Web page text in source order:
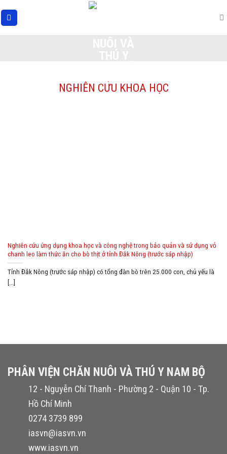
NGHIÊN CỨU KHOA HỌC
Nghiên cứu ứng dụng khoa học và công nghệ trong bảo quản và sử dụng vỏ
chanh leo làm thức ăn cho bò thịt ở tỉnh Đắk Nông (trước sáp nhập)
Tỉnh Đắk Nông (trước sáp nhập) có tổng đàn bò trên 25.000 con, chủ yếu là
[...]
PHÂN VIỆN CHĂN NUÔI VÀ THÚ Y NAM BỘ
12 - Nguyễn Chí Thanh - Phường 2 - Quận 10 - Tp.
Hồ Chí Minh
0274 3739 899
iasvn@iasvn.vn
www.iasvn.vn